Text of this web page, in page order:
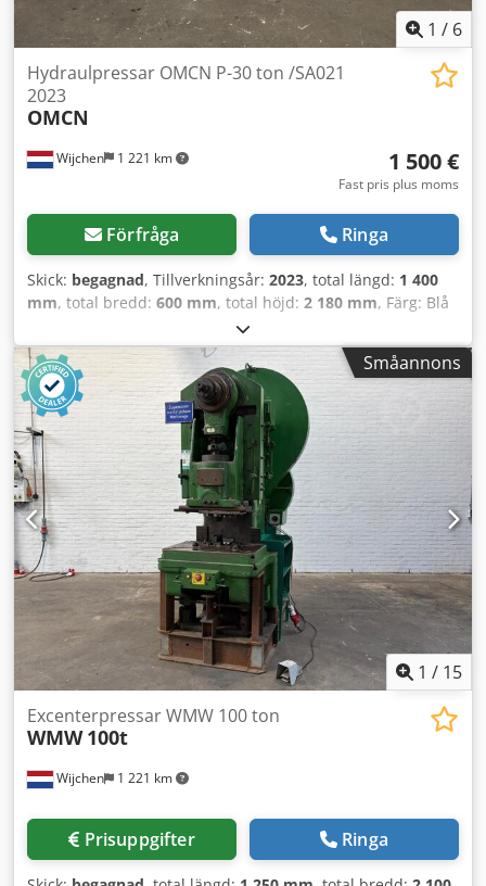
1 / 6
Wijchen 1 221 km
Hydraulpressar OMCN P-30 ton /SA021
2023
OMCN
1 500 €
Fast pris plus moms
Förfråga Ringa
Skick: begagnad, Tillverkningsår: 2023, total längd: 1 400
mm, total bredd: 600 mm, total höjd: 2 180 mm, Färg: Blå
Vikt (utan last): 280 kg - Årsmodell: 2023 - Dokumentation
tillgänglig: Nej - CE-märkning finns: Ja - CE-certifikat finns:
Nej - Serienummer: SA021 - Styrsystem: Konventionellt -
Pressmodell: Verkstadspress - Pressutförande:
Enkelverkande - Presskraft [ton]: 30 - Minsta slaglängd
[mm]: 0 - Maximala slaglängd [mm]: 190 Cjdpfx Ajzry H
Eeflorf - Bordlängd [mm]: 695 - Bordbredd [mm]: 60 -
Stötdonets bredd [mm]: 60 - Maximalt öppningshöjd [mm]:
1000 - Höjdjustering [mm]: 830 - Transportmått: 1400 mm
x 600 mm x 2180 mm (l x b x h) - Transportvikt [kg]: 280 kg -
Antal transportförpackningar: 1 Finansiell information
Moms: Det angivna priset är exklusive moms
Moms/marginalbeskattning: Moms kan dras av för företag
Leverans och inbytesmöjligheter finns tillgängliga när som
helst för alla produkter inom industriområdet Lukas van
Rossum
Småannons
1 / 15
Wijchen 1 221 km
Excenterpressar WMW 100 ton
WMW 100t
Prisuppgifter Ringa